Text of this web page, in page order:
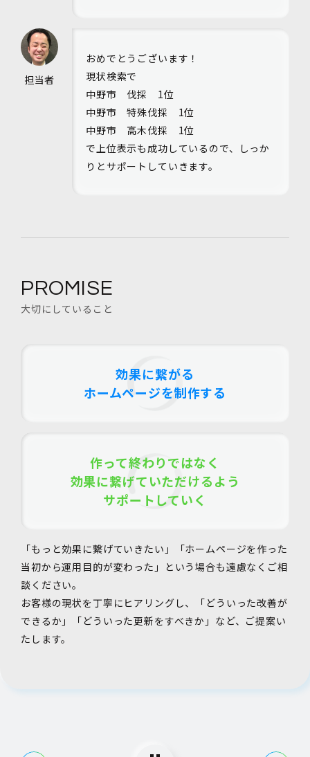
担当者
おめでとうございます！
現状検索で
中野市 伐採 1位
中野市 特殊伐採 1位
中野市 高木伐採 1位
で上位表示も成功しているので、しっか
りとサポートしていきます。
PROMISE
大切にしていること
効果に繋がる
ホームページを制作する
作って終わりではなく
効果に繋げていただけるよう
サポートしていく
「もっと効果に繋げていきたい」「ホームページを作った
当初から運用目的が変わった」という場合も遠慮なくご相
談ください。
お客様の現状を丁寧にヒアリングし、「どういった改善が
できるか」「どういった更新をすべきか」など、ご提案い
たします。